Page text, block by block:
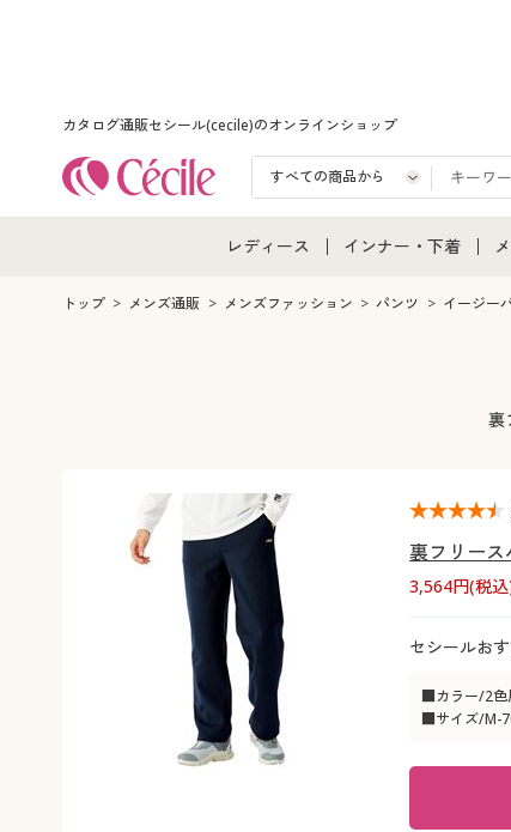
カタログ通販セシール(cecile)のオンラインショップ
レディース
レディース通販すべて
インナー・下着
インナー・下着通販
トップ メンズ通販 メンズファッション パンツ イージー
裏
裏フリー
3,564円(税込
セシールお
■カラー/2色
■サイズ/M-